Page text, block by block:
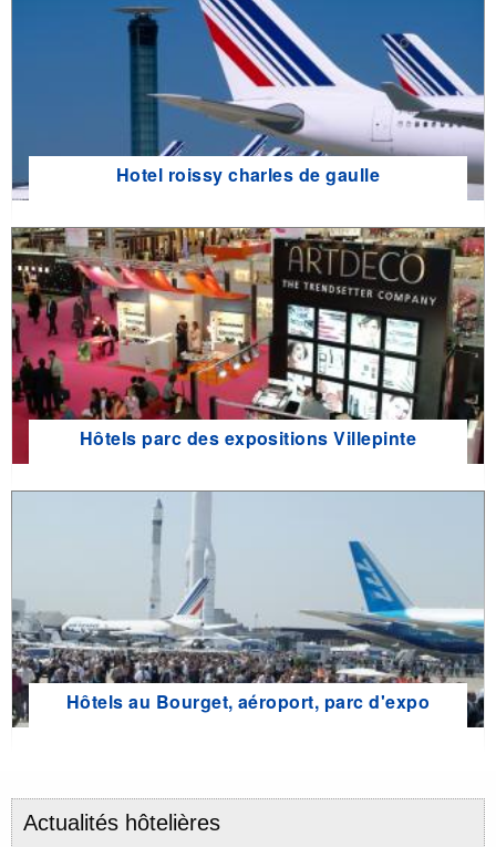
Hotel roissy charles de gaulle
Hôtels parc des expositions Villepinte
Hôtels au Bourget, aéroport, parc d'expo
Actualités hôtelières